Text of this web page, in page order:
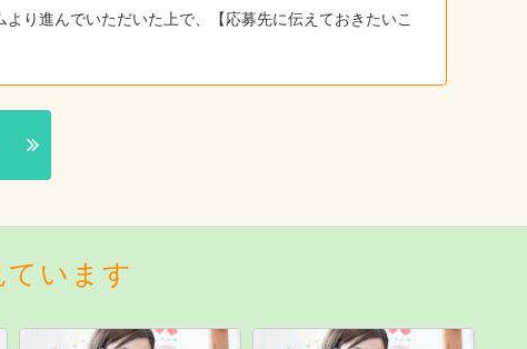
り進んでいただいた上で、【応募先に伝えておきたいこ
います